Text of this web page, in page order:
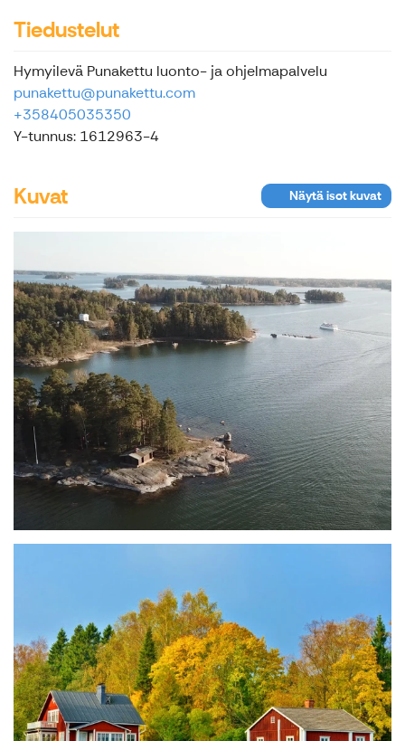
Tiedustelut
Hymyilevä Punakettu luonto- ja ohjelmapalvelu
punakettu@punakettu.com
+358405035350
Y-tunnus: 1612963-4
Kuvat Näytä isot kuvat